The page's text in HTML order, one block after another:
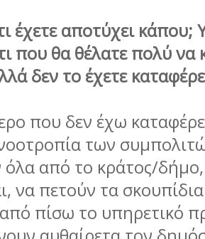
έχετε αποτύχει κάπου;
που θα θέλατε πολύ να
δεν το έχετε
που δεν έχω
των
όλα από το κράτος/
να πετούν τα
πίσω το υπηρετικό